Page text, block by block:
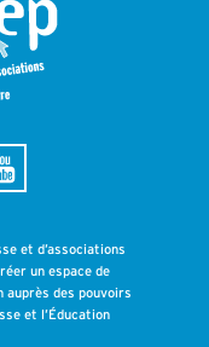
et d’associations
un espace de
des pouvoirs
et l’Éducation